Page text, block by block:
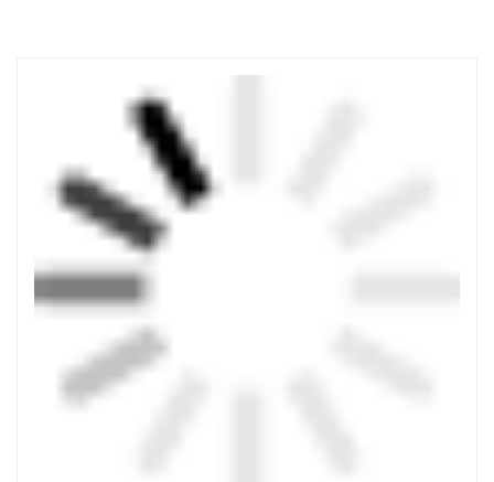
соответствовать запросам автовладельца. Обновление
позволит не только улучшить общий стиль машины, но и его
технические показатели – маневренность, скорость и